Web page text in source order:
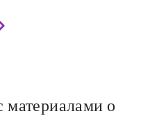
материалами о